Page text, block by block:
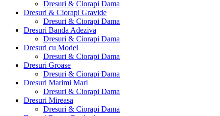
Dresuri & Ciorapi Dama
Dresuri & Ciorapi Gravide
Dresuri & Ciorapi Dama
Dresuri Banda Adeziva
Dresuri & Ciorapi Dama
Dresuri cu Model
Dresuri & Ciorapi Dama
Dresuri Groase
Dresuri & Ciorapi Dama
Dresuri Marimi Mari
Dresuri & Ciorapi Dama
Dresuri Mireasa
Dresuri & Ciorapi Dama